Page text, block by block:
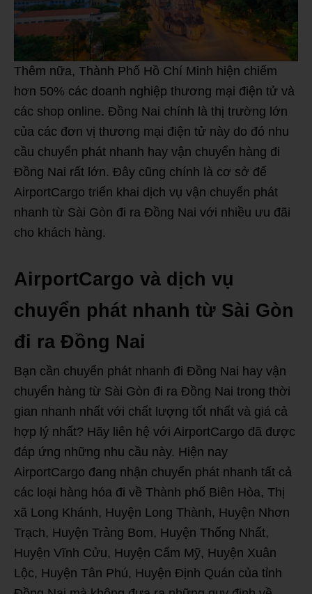
Thêm nữa, Thành Phố Hồ Chí Minh hiện chiếm
hơn 50% các doanh nghiệp thương mại điện tử và
các shop online. Đồng Nai chính là thị trường lớn
của các đơn vị thương mại điện tử này do đó nhu
cầu chuyển phát nhanh hay vận chuyển hàng đi
Đồng Nai rất lớn. Đây cũng chính là cơ sở để
AirportCargo triển khai dịch vụ vận chuyển phát
nhanh từ Sài Gòn đi ra Đồng Nai với nhiều ưu đãi
cho khách hàng.
AirportCargo và dịch vụ
chuyển phát nhanh từ Sài Gòn
đi ra Đồng Nai
Bạn cần chuyển phát nhanh đi Đồng Nai hay vận
chuyển hàng từ Sài Gòn đi ra Đồng Nai trong thời
gian nhanh nhất với chất lượng tốt nhất và giá cả
hợp lý nhất? Hãy liên hệ với AirportCargo đã được
đáp ứng những nhu cầu này. Hiện nay
AirportCargo đang nhận chuyển phát nhanh tất cả
các loại hàng hóa đi về Thành phố Biên Hòa, Thị
xã Long Khánh, Huyện Long Thành, Huyện Nhơn
Trạch, Huyện Trảng Bom, Huyện Thống Nhất,
Huyện Vĩnh Cửu, Huyện Cẩm Mỹ, Huyện Xuân
Lộc, Huyện Tân Phú, Huyện Định Quán của tỉnh